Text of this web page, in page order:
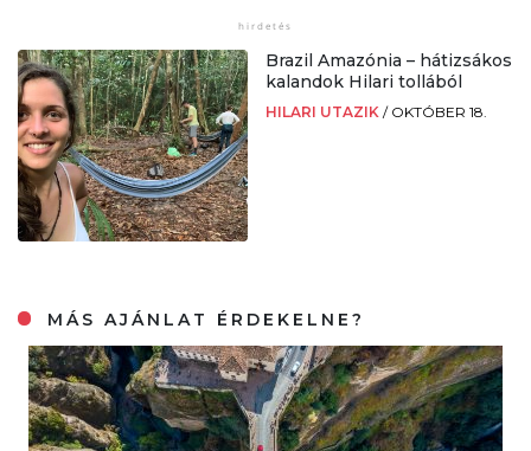
Brazil Amazónia – hátizsákos
kalandok Hilari tollából
HILARI UTAZIK / OKTÓBER 18.
MÁS AJÁNLAT ÉRDEKELNE?